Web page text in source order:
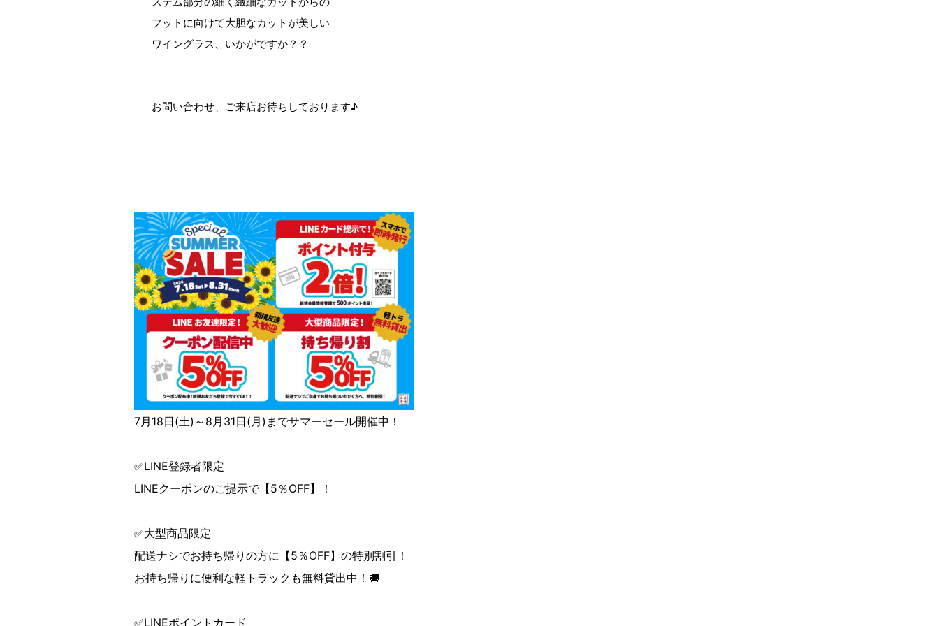
フットに向けて大胆なカットが美しい
ワイングラス、いかがですか？？
お問い合わせ、ご来店お待ちしております♪
7月18日(土)～8月31日(月)までサマーセール開催中！
✅LINE登録者限定
LINEクーポンのご提示で【5％OFF】！
✅大型商品限定
配送ナシでお持ち帰りの方に【5％OFF】の特別割引！
お持ち帰りに便利な軽トラックも無料貸出中！🚚
✅LINEポイントカード